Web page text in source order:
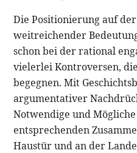
Die Positionierung auf
weitreichender
schon bei der rational
vielerlei Kontroversen,
begegnen. Mit
argumentativer
Notwendige und
entsprechenden
Haustür und an der